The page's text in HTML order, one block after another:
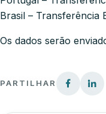
Brasil – Transferência
Os dados serão
PARTILHAR